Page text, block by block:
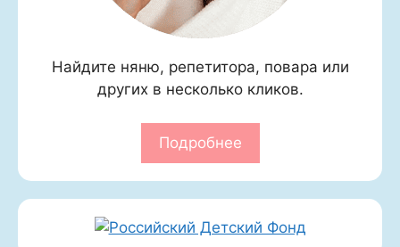
Найдите няню, репетитора, повара или
других в несколько кликов.
Подробнее